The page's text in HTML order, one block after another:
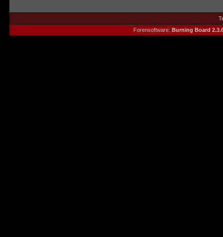
Forensoftware: Burning Board